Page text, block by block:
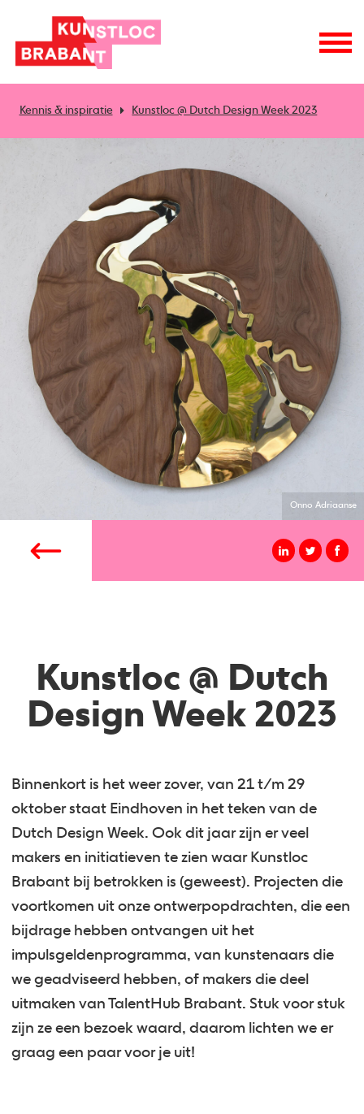
Kennis & inspiratie Kunstloc @ Dutch Design Week 2023
Onno Adriaanse
Kunstloc @ Dutch
Design Week 2023
Binnenkort is het weer zover, van 21 t/m 29
oktober staat Eindhoven in het teken van de
Dutch Design Week. Ook dit jaar zijn er veel
makers en initiatieven te zien waar Kunstloc
Brabant bij betrokken is (geweest). Projecten die
voortkomen uit onze ontwerpopdrachten, die een
bijdrage hebben ontvangen uit het
impulsgeldenprogramma, van kunstenaars die
we geadviseerd hebben, of makers die deel
uitmaken van TalentHub Brabant. Stuk voor stuk
zijn ze een bezoek waard, daarom lichten we er
graag een paar voor je uit!